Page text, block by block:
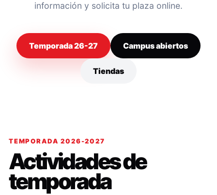
información y solicita tu plaza online.
Temporada 26-27 Campus abiertos
Tiendas
TEMPORADA 2026-2027
Actividades de
temporada